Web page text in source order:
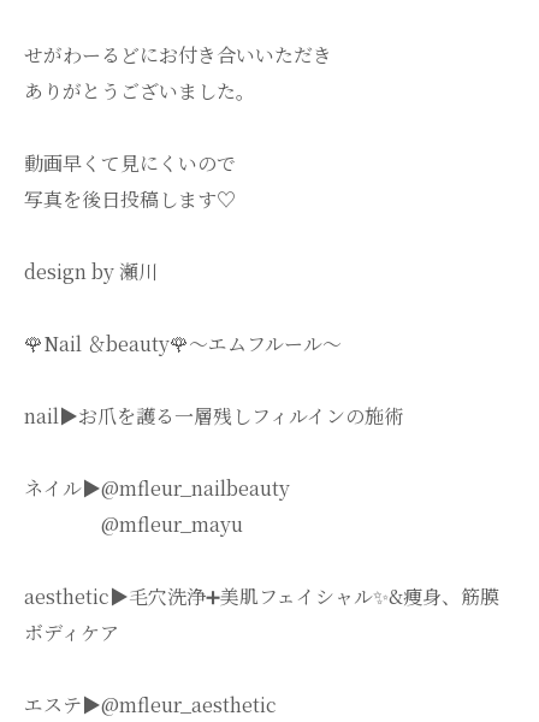
せがわーるどにお付き合いいただき
ありがとうございました。
動画早くて見にくいので
写真を後日投稿します♡
design by 瀬川
🌹Nail ＆beauty🌹〜エムフルール〜
nail▶︎お爪を護る一層残しフィルインの施術
ネイル▶︎@mfleur_nailbeauty
@mfleur_mayu
aesthetic▶︎毛穴洗浄➕美肌フェイシャル✨&痩身、筋膜
ボディケア
エステ▶︎@mfleur_aesthetic